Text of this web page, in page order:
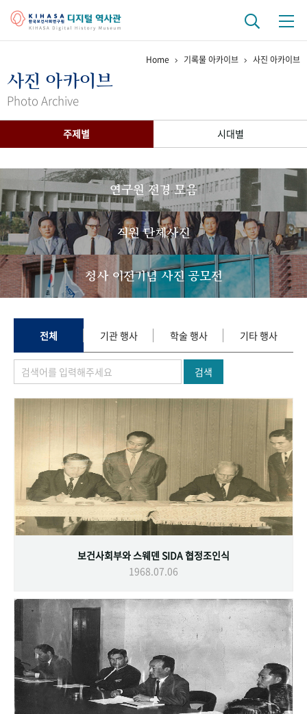
걸어온 길 기관 변천사
간행물 변천사
기록물 아카이브
사진 아카이브 문서 기록물 행정박물 영상 기록물
50+1 주년 기념
성과 50선 숫자로 보는 50년
세계와 함께 한 KIHASA
VR 역사관
Home 기록물 아카이브 사진 아카이브
사진 아카이브
Photo Archive
주제별 시대별
연구원 전경 모음
직원 단체사진
청사 이전기념 사진 공모전
전체 기관 행사 학술 행사 기타 행사
검색
보건사회부와 스웨덴 SIDA 협정조인식
1968.07.06